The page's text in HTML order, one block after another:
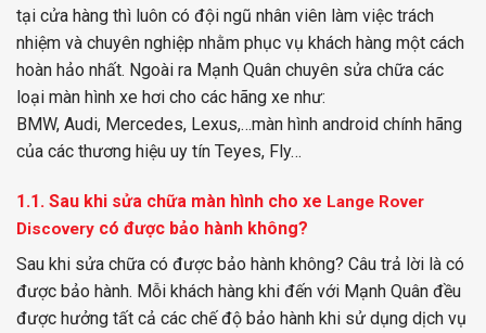
tại cửa hàng thì luôn có đội ngũ nhân viên làm việc trách
nhiệm và chuyên nghiệp nhằm phục vụ khách hàng một cách
hoàn hảo nhất. Ngoài ra Mạnh Quân chuyên sửa chữa các
loại màn hình xe hơi cho các hãng xe như:
BMW, Audi, Mercedes, Lexus,…màn hình android chính hãng
của các thương hiệu uy tín Teyes, Fly…
1.1. Sau khi sửa chữa màn hình cho xe Lange Rover
Discovery có được bảo hành không?
Sau khi sửa chữa có được bảo hành không? Câu trả lời là có
được bảo hành. Mỗi khách hàng khi đến với Mạnh Quân đều
được hưởng tất cả các chế độ bảo hành khi sử dụng dịch vụ